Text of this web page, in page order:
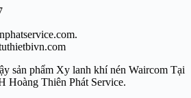
sản phẩm Xy lanh khí nén Waircom Tại
Hoàng Thiên Phát Service.